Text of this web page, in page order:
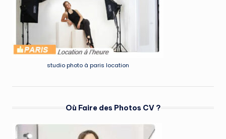
studio photo à paris location
Où Faire des Photos CV ?